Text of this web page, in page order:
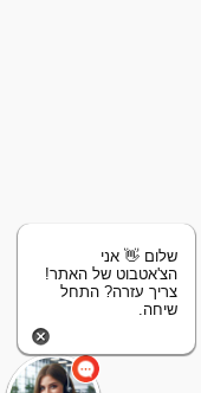
שלום 👋 אני
הצ'אטבוט של האתר!
צריך עזרה? התחל
שיחה.